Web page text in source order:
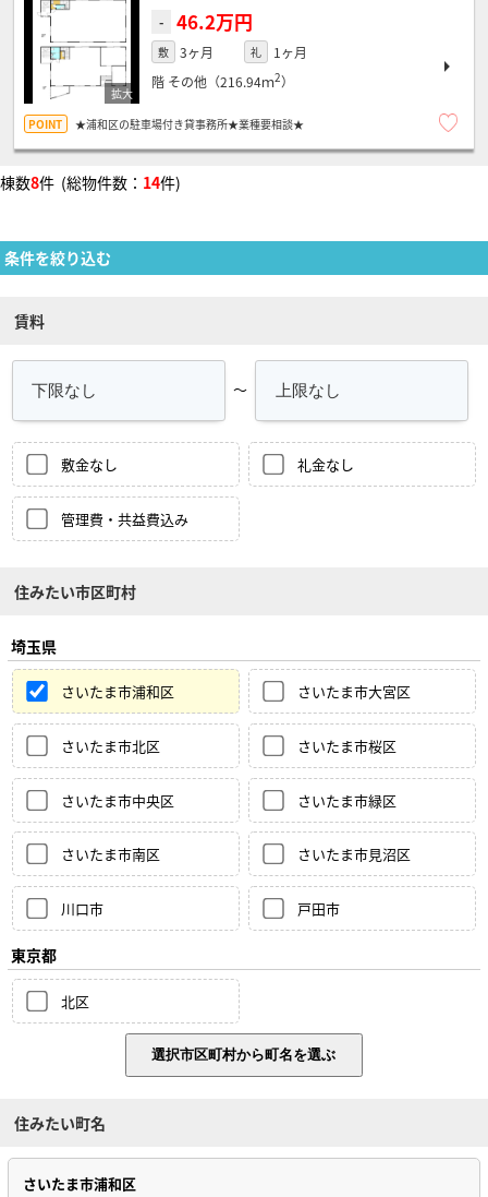
- 46.2万円
敷 3ヶ月 礼
1ヶ月
階 その他（216.94ｍ2）
★浦和区の駐車場付き貸事務所★業種要相談★
棟数8件 (総物件数： 14件)
条件を絞り込む
賃料
～
敷金なし 礼金なし
管理費・共益費込み
住みたい市区町村
埼玉県
さいたま市浦和区 さいたま市大宮区
さいたま市北区 さいたま市桜区
さいたま市中央区 さいたま市緑区
さいたま市南区 さいたま市見沼区
川口市 戸田市
東京都
北区
住みたい町名
さいたま市浦和区